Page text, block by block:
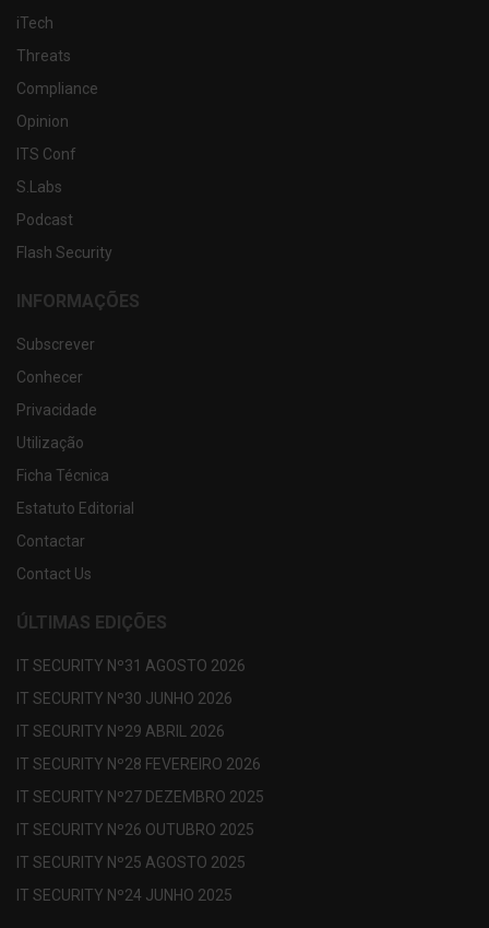
iTech
Threats
Compliance
Opinion
ITS Conf
S.Labs
Podcast
Flash Security
INFORMAÇÕES
Subscrever
Conhecer
Privacidade
Utilização
Ficha Técnica
Estatuto Editorial
Contactar
Contact Us
ÚLTIMAS EDIÇÕES
IT SECURITY Nº31 AGOSTO 2026
IT SECURITY Nº30 JUNHO 2026
IT SECURITY Nº29 ABRIL 2026
IT SECURITY Nº28 FEVEREIRO 2026
IT SECURITY Nº27 DEZEMBRO 2025
IT SECURITY Nº26 OUTUBRO 2025
IT SECURITY Nº25 AGOSTO 2025
IT SECURITY Nº24 JUNHO 2025